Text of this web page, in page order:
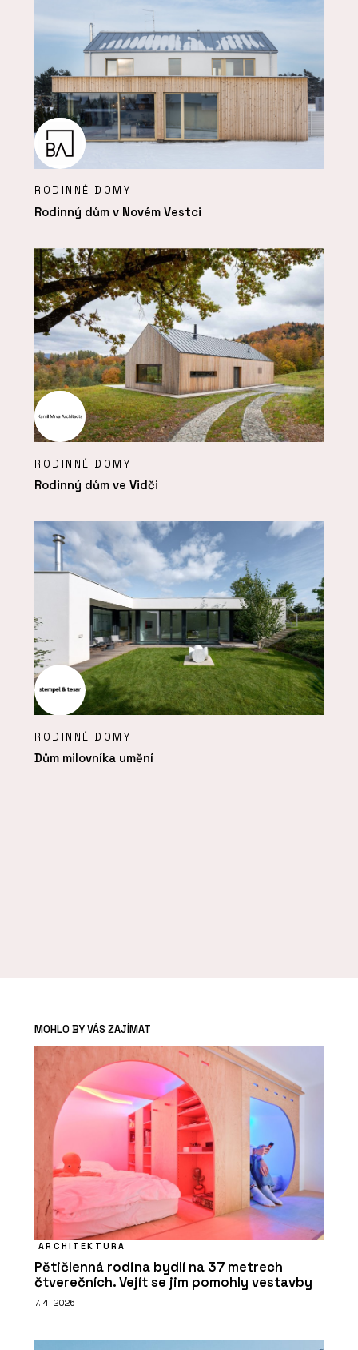
RODINNÉ DOMY
Rodinný dům v Novém Vestci
RODINNÉ DOMY
Rodinný dům ve Vidči
RODINNÉ DOMY
Dům milovníka umění
MOHLO BY VÁS ZAJÍMAT
ARCHITEKTURA
Pětičlenná rodina bydlí na 37 metrech
čtverečních. Vejít se jim pomohly vestavby
7. 4. 2026